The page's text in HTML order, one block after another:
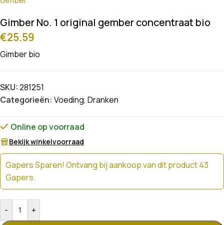
Gimber No. 1 original gember concentraat bio
€25.59
Gimber bio
SKU:281251
Categorieën: Voeding, Dranken
Online op voorraad
Bekijk winkelvoorraad
Gapers Sparen! Ontvang bij aankoop van dit product 43
Gapers.
- +